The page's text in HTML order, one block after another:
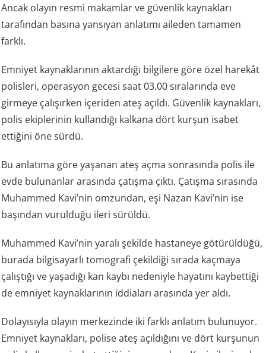
Ancak olayın resmi makamlar ve güvenlik kaynakları
tarafından basına yansıyan anlatımı aileden tamamen
farklı.
Emniyet kaynaklarının aktardığı bilgilere göre özel harekât
polisleri, operasyon gecesi saat 03.00 sıralarında eve
girmeye çalışırken içeriden ateş açıldı. Güvenlik kaynakları,
polis ekiplerinin kullandığı kalkana dört kurşun isabet
ettiğini öne sürdü.
Bu anlatıma göre yaşanan ateş açma sonrasında polis ile
evde bulunanlar arasında çatışma çıktı. Çatışma sırasında
Muhammed Kavi’nin omzundan, eşi Nazan Kavi’nin ise
başından vurulduğu ileri sürüldü.
Muhammed Kavi’nin yaralı şekilde hastaneye götürüldüğü,
burada bilgisayarlı tomografi çekildiği sırada kaçmaya
çalıştığı ve yaşadığı kan kaybı nedeniyle hayatını kaybettiği
de emniyet kaynaklarının iddiaları arasında yer aldı.
Dolayısıyla olayın merkezinde iki farklı anlatım bulunuyor.
Emniyet kaynakları, polise ateş açıldığını ve dört kurşunun